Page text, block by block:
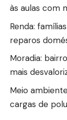
às aulas com
Renda:
reparos
Moradia:
mais
Meio
cargas de